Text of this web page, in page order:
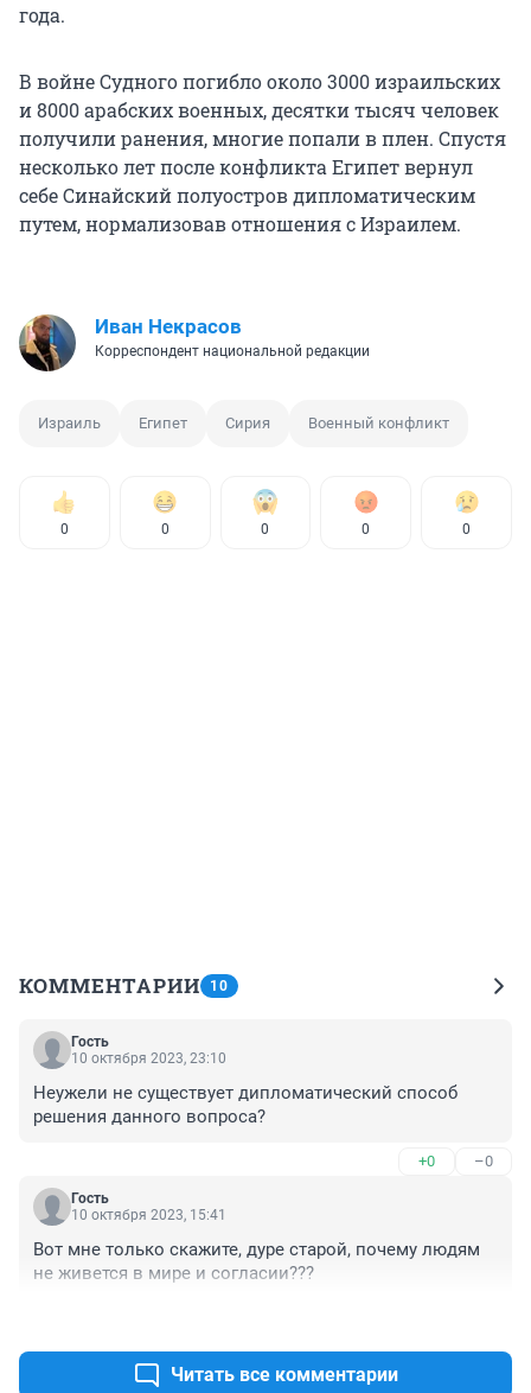
года.
В войне Судного погибло около 3000 израильских
и 8000 арабских военных, десятки тысяч человек
получили ранения, многие попали в плен. Спустя
несколько лет после конфликта Египет вернул
себе Синайский полуостров дипломатическим
путем, нормализовав отношения с Израилем.
Иван Некрасов
Корреспондент национальной редакции
Израиль Египет Сирия Военный конфликт
0 0 0 0 0
КОММЕНТАРИИ 10
Гость
10 октября 2023, 23:10
Неужели не существует дипломатический способ
решения данного вопроса?
+0 –0
Гость
10 октября 2023, 15:41
Вот мне только скажите, дуре старой, почему людям
не живется в мире и согласии???
Читать все комментарии